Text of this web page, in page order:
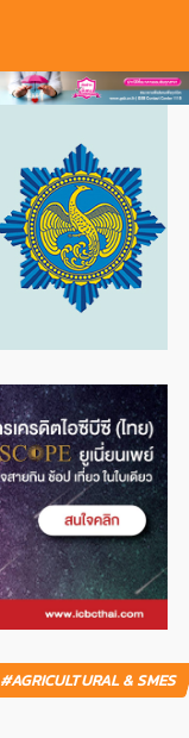
#AGRICULTURAL & SMES